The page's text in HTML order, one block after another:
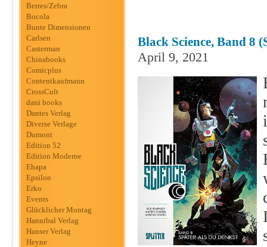
Berres/Zebra
Bocola
Bunte Dimensionen
Carlsen
Casterman
Chinabooks
Comicplus
Contentkaufmann
CrossCult
dani books
Dantes Verlag
Diverse Verlage
Dumont
Edition 52
Edition Moderne
Ehapa
Epsilon
Erko
Events
Glücklicher Montag
Hannibal Verlag
Hanser Verlag
Heyne
Black Science, Band 8
April 9, 2021